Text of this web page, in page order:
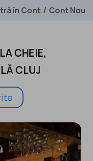
în Cont / Cont Nou
CHEIE,
CLUJ